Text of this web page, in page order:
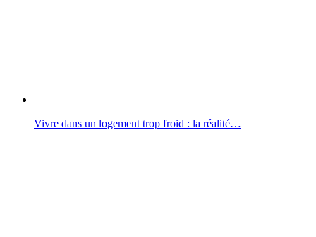
Vivre dans un logement trop froid : la réalité…